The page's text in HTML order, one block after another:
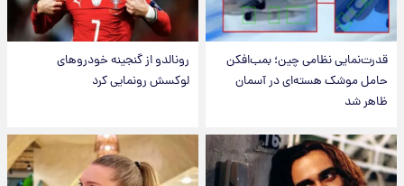
قدرت‌نمایی نظامی چین؛ بمب‌افکن
حامل موشک هسته‌ای در آسمان
ظاهر شد
رونالدو از گنجینه خودروهای
لوکسش رونمایی کرد